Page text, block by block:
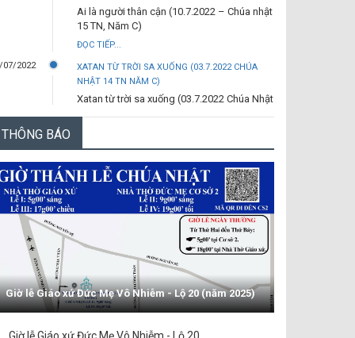
Ai là người thân cận (10.7.2022 – Chúa nhật
15 TN, Năm C)
ĐỌC TIẾP...
07/2022
XATAN TỪ TRỜI SA XUỐNG (03.7.2022 CHÚA
NHẬT 14 TN NĂM C)
Xatan từ trời sa xuống (03.7.2022 Chúa Nhật
06/2022
THÁNH PHÊRÔ VÀ THÁNH PHAOLÔ TÔNG ĐỒ)
Anh là tảng đá (29.6.2022 – Thứ Tư- Lễ
thánh Phêrô và thánh Phaolô tông đồ)
06/2022
TRƯỚC ĐÃ (26.6.2022 – CHÚA NHẬT 13 TN NĂM
Trước đã (26.6.2022 – Chúa Nhật 13 TN
năm C)
ĐỌC TIẾP...
NGÀI CẦM BÁNH BẺ RA - (19.6.2022 CHÚA NHẬT
THÔNG BÁO
Giờ lễ Giáo xứ Đức Mẹ Vô Nhiễm - Lộ 20 (năm 2025)